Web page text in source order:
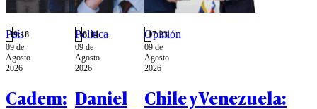
País
19:18
09 de
Agosto
2026
Cadem:
Política
18:14
09 de
Agosto
2026
Daniel
Opinión
17:23
09 de
Agosto
2026
Chile y Venezuela: